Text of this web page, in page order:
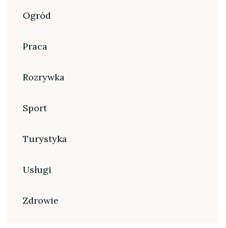
Ogród
Praca
Rozrywka
Sport
Turystyka
Usługi
Zdrowie